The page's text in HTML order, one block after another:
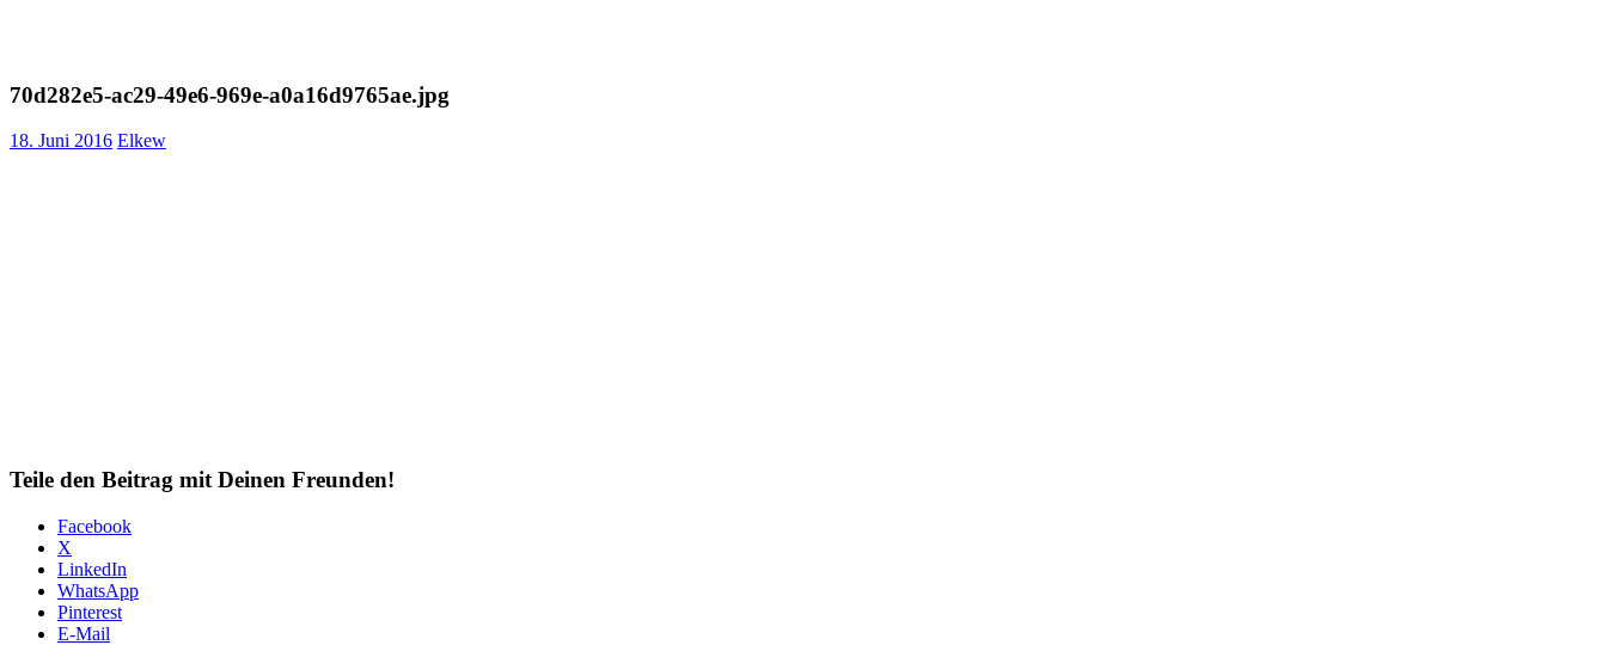
70d282e5-ac29-49e6-969e-a0a16d9765ae.jpg
18. Juni 2016 Elkew
Teile den Beitrag mit Deinen Freunden!
Facebook
X
LinkedIn
WhatsApp
Pinterest
E-Mail